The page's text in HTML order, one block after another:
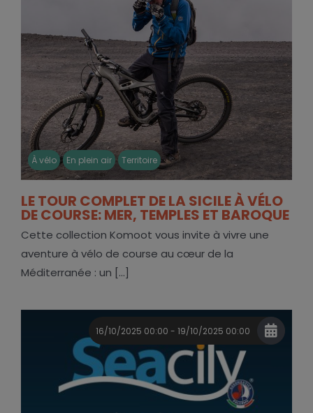
À vélo En plein air Territoire
LE TOUR COMPLET DE LA SICILE À VÉLO
DE COURSE: MER, TEMPLES ET BAROQUE
Cette collection Komoot vous invite à vivre une
aventure à vélo de course au cœur de la
Méditerranée : un [...]
16/10/2025 00:00 - 19/10/2025 00:00